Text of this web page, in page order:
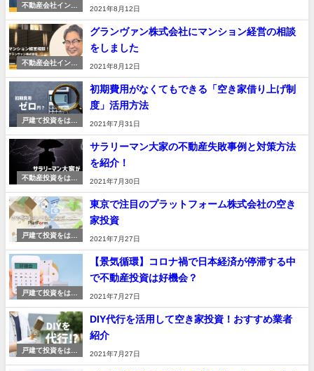
不動産会社インタ
2021年8月12日
不動産会社インタ
グランヴァン株式会社にマンション経営の相談
をしました
2021年8月12日
戸建て投資をはじ
初期費用がなくてもできる「空き家借り上げ制
度」活用方法
2021年7月31日
不動産投資をはじ
サラリーマン大家の不動産失敗事例と対策方法
を紹介！
2021年7月30日
戸建て投資をはじ
東京で注目のプラットフォーム株式会社の空き
家投資
2021年7月27日
戸建て投資をはじ
【景気循環】コロナ禍で日本経済が停滞する中
で不動産投資は好機会？
2021年7月27日
戸建て投資をはじ
DIY代行を活用して空き家投資！おすすめ業者
紹介
2021年7月27日